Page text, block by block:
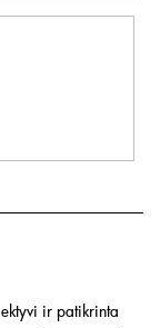
ir patikrinta